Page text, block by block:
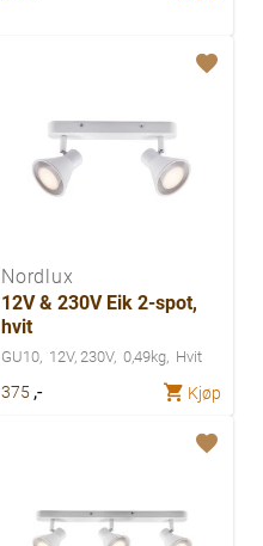
Nordlux
12V & 230V Eik 2-spot,
hvit
GU10 12V, 230V 0,49kg Hvit
375 ,- Kjøp